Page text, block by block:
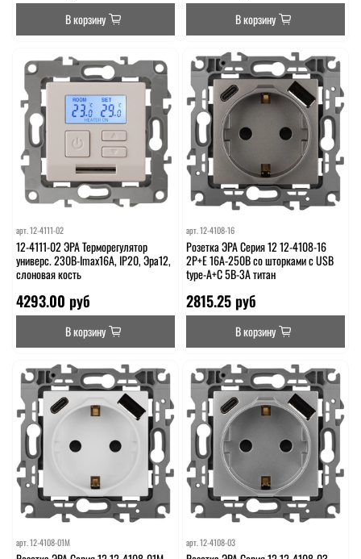
В корзину В корзину
арт.12-4111-02
12-4111-02 ЭРА Терморегулятор
универс. 230В-Imax16А, IP20, Эра12,
слоновая кость
4293.00 руб
В корзину
арт. 12-4108-16
Розетка ЭРА Серия 12 12-4108-16
2P+E 16A-250В со шторками с USB
type-A+C 5В-3А титан
2815.25 руб
В корзину
арт.12-4108-01М арт. 12-4108-03